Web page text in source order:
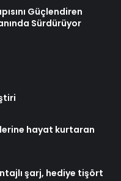
Güçlendiren
Sürdürüyor
hayat kurtaran
şarj, hediye tişört